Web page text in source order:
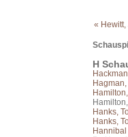
«
H
Hanks,
Hanks,